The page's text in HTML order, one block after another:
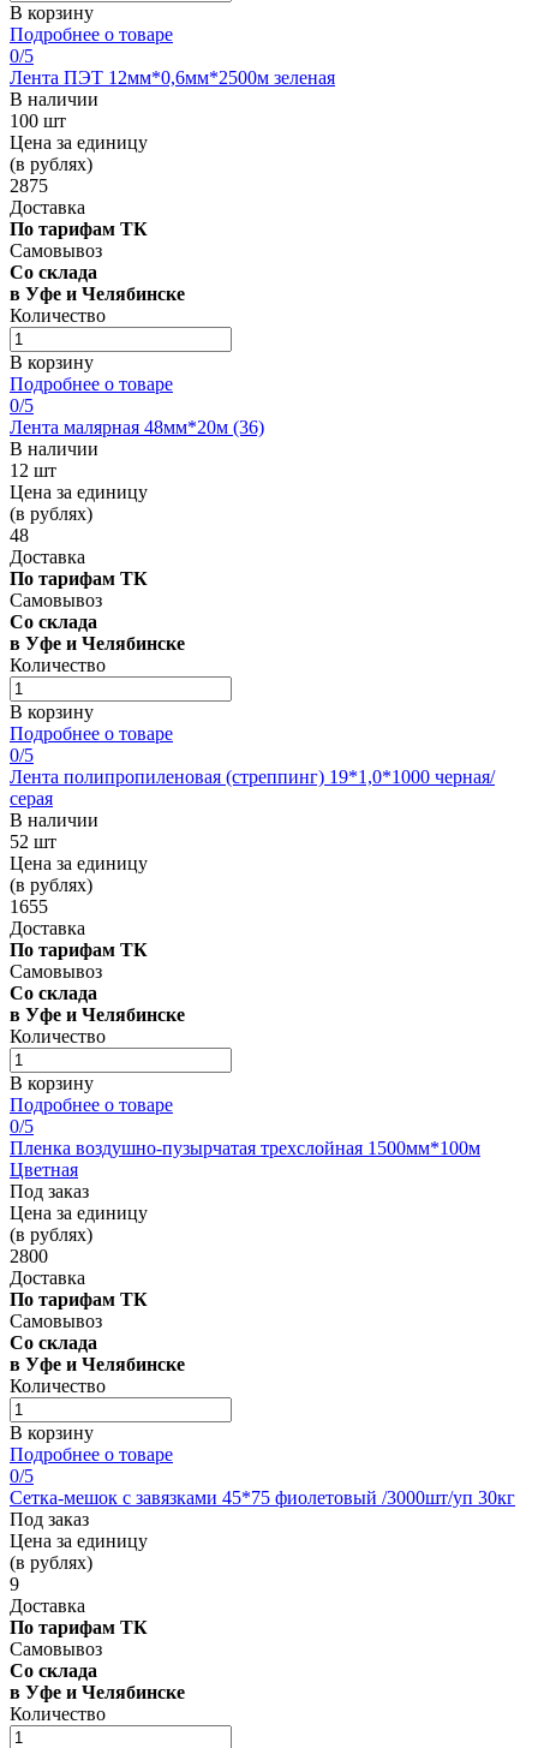
В корзину
Подробнее о товаре
0/5
Лента ПЭТ 12мм*0,6мм*2500м зеленая
В наличии
100 шт
Цена за единицу
(в рублях)
2875
Доставка
По тарифам ТК
Самовывоз
Со склада
в Уфе и Челябинске
Количество
В корзину
Подробнее о товаре
0/5
Лента малярная 48мм*20м (36)
В наличии
12 шт
Цена за единицу
(в рублях)
48
Доставка
По тарифам ТК
Самовывоз
Со склада
в Уфе и Челябинске
Количество
В корзину
Подробнее о товаре
0/5
Лента полипропиленовая (стреппинг) 19*1,0*1000 черная/
серая
В наличии
52 шт
Цена за единицу
(в рублях)
1655
Доставка
По тарифам ТК
Самовывоз
Со склада
в Уфе и Челябинске
Количество
В корзину
Подробнее о товаре
0/5
Пленка воздушно-пузырчатая трехслойная 1500мм*100м
Цветная
Под заказ
Цена за единицу
(в рублях)
2800
Доставка
По тарифам ТК
Самовывоз
Со склада
в Уфе и Челябинске
Количество
В корзину
Подробнее о товаре
0/5
Сетка-мешок с завязками 45*75 фиолетовый /3000шт/уп 30кг
Под заказ
Цена за единицу
(в рублях)
9
Доставка
По тарифам ТК
Самовывоз
Со склада
в Уфе и Челябинске
Количество